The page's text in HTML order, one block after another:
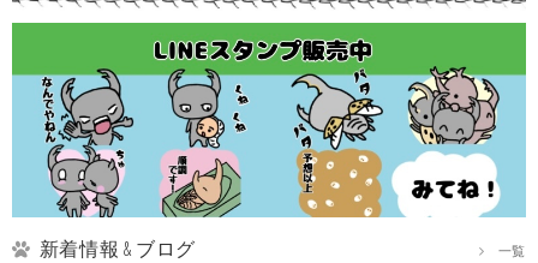
新着情報 & ブログ 一覧